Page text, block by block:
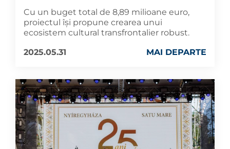
Cu un buget total de 8,89 milioane euro,
proiectul își propune crearea unui
ecosistem cultural transfrontalier robust.
2025.05.31
MAI DEPARTE